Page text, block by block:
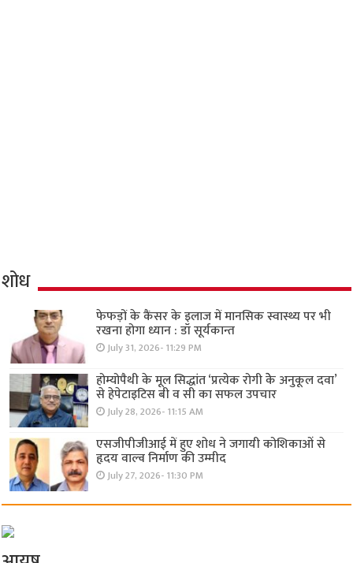
शोध
फेफड़ों के कैंसर के इलाज में मानसिक स्वास्थ्य पर भी
रखना होगा ध्यान : डॉ सूर्यकान्त
July 31, 2026- 11:29 PM
होम्योपैथी के मूल सिद्धांत ‘प्रत्येक रोगी केे अनुकूल दवा’
से हेपेटाइटिस बी व सी का सफल उपचार
July 28, 2026- 11:15 AM
एसजीपीजीआई में हुए शोध ने जगायी कोशिकाओं से
हृदय वाल्व निर्माण की उम्मीद
July 27, 2026- 11:30 PM